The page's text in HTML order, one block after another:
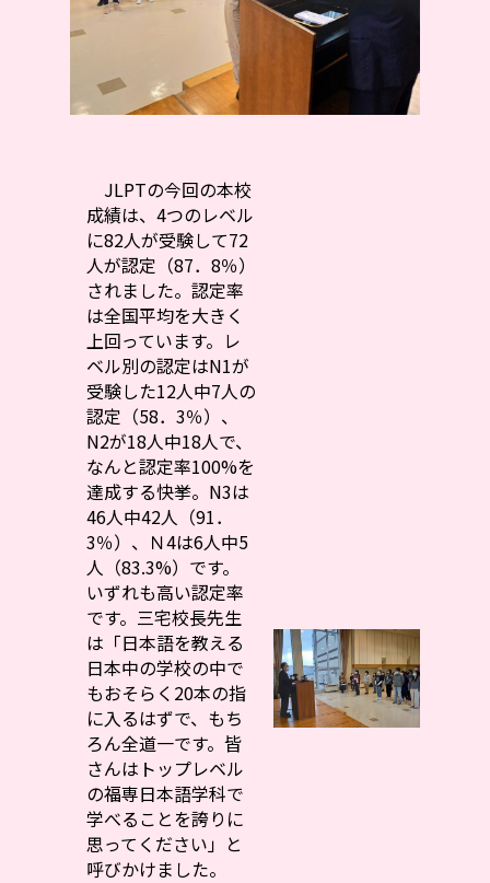
JLPTの今回の本校
成績は、4つのレベル
に82人が受験して72
人が認定（87．8％）
されました。認定率
は全国平均を大きく
上回っています。レ
ベル別の認定はN1が
受験した12人中7人の
認定（58．3％）、
N2が18人中18人で、
なんと認定率100%を
達成する快挙。N3は
46人中42人（91．
3％）、Ｎ4は6人中5
人（83.3%）です。
いずれも高い認定率
です。三宅校長先生
は「日本語を教える
日本中の学校の中で
もおそらく20本の指
に入るはずで、もち
ろん全道一です。皆
さんはトップレベル
の福専日本語学科で
学べることを誇りに
思ってください」と
呼びかけました。